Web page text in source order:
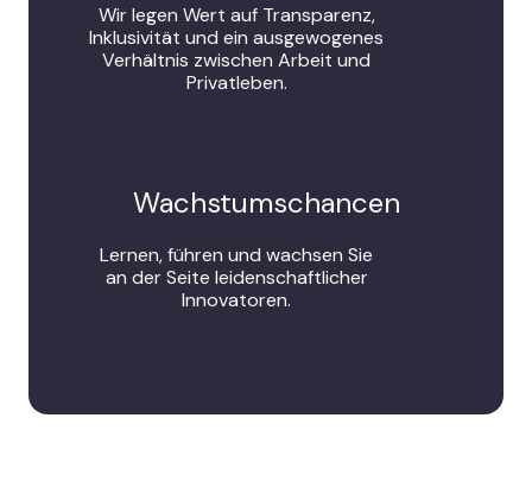
Wir legen Wert auf Transparenz,
Inklusivität und ein ausgewogenes
Verhältnis zwischen Arbeit und
Privatleben.
Wachstumschancen
Lernen, führen und wachsen Sie
an der Seite leidenschaftlicher
Innovatoren.